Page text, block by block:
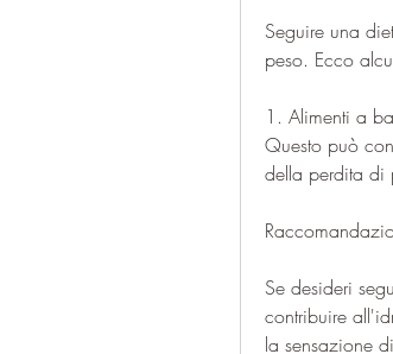
Seguire una
peso. Ecco
1. Alimenti a
Questo può
della perdita di
Se desideri
contribuire
la sensazione